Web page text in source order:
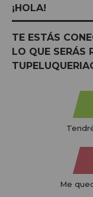
Preço por 100 Ml:
Tratamento Energizante
Effective Care | Bolhas
cabelo. 12x10ml
29,65€
11,85€
¡HOLA!
TE ESTÁS
LO QUE SERÁS
Me